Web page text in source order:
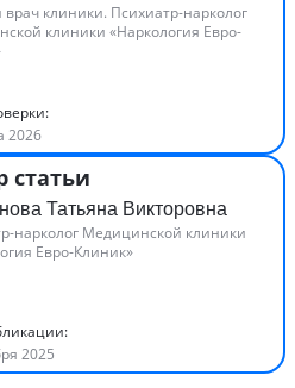
врач клиники. Психиатр-нарколог
клиники «Наркология Евро-
2026
статьи
Татьяна Викторовна
нарколог Медицинской клиники
Евро-Клиник»
2025